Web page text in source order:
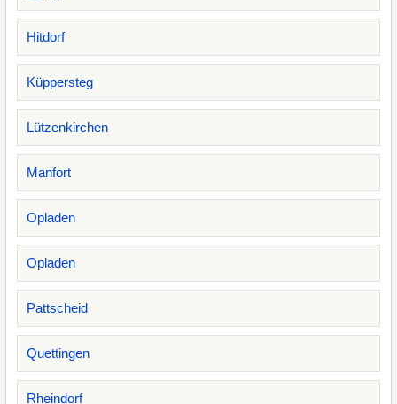
Hitdorf
Küppersteg
Lützenkirchen
Manfort
Opladen
Opladen
Pattscheid
Quettingen
Rheindorf